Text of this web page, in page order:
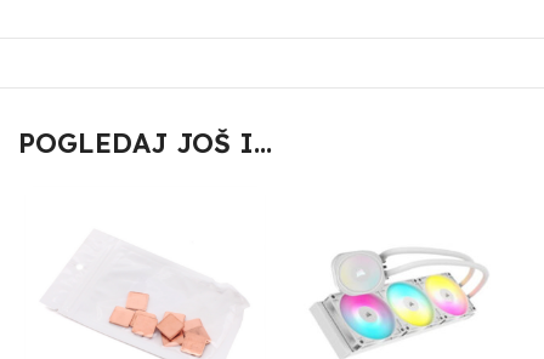
POGLEDAJ JOŠ I...